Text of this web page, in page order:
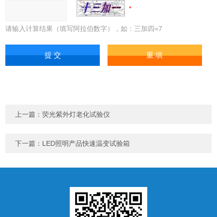
请输入计算结果（填写阿拉伯数字），如：三加四=7
上一篇：荧光紫外灯老化试验仪
下一篇： LED照明产品快速温变试验箱